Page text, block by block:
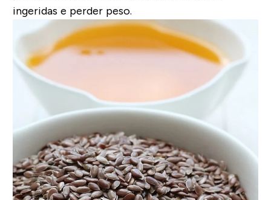
ingeridas e perder peso.